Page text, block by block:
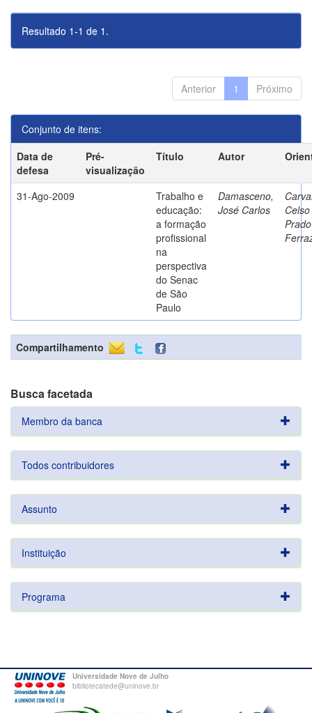
Resultado 1-1 de 1.
Anterior 1 Próximo
Conjunto de itens:
Data de
defesa
Pré-
visualização
Título Autor
31-Ago-2009
Trabalho e
educação:
a formação
profissional
na
perspectiva
do Senac
de São
Paulo
Damasceno,
José Carlos
Prado
Compartilhamento
Busca facetada
Membro da banca
Todos contribuidores
Assunto
Instituição
Programa
Universidade Nove de Julho
bibliotecatede@uninove.br